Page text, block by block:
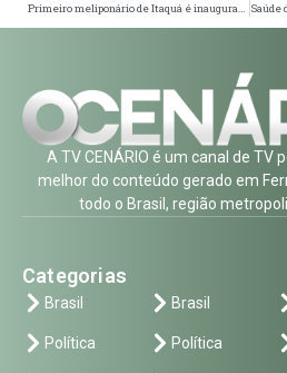
Primeiro meliponário de Itaquá é inaugurado no Parque Ecológico
A TV CENÁRIO é um canal de TV
melhor do conteúdo gerado em
todo o Brasil, região
Categorias
Brasil
Política
Brasil
Política